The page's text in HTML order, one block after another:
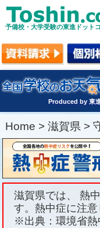
予備校・大学受験の東進ドット
Produced by 東
Home > 滋賀県 >
滋賀県では、 熱
す。熱中症に注意
※出典：環境省熱